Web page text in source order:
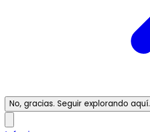
No, gracias. Seguir explorando aquí.